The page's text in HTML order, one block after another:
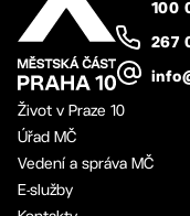
100
267
Život v Praze 10
Úřad MČ
Vedení a správa MČ
E-služby